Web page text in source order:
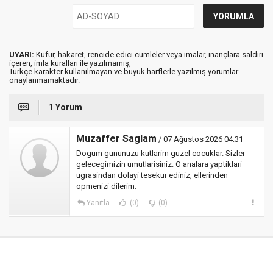
UYARI: Küfür, hakaret, rencide edici cümleler veya imalar, inançlara saldırı
içeren, imla kuralları ile yazılmamış,
Türkçe karakter kullanılmayan ve büyük harflerle yazılmış yorumlar
onaylanmamaktadır.
1 Yorum
Muzaffer Saglam / 07 Ağustos 2026 04:31
Dogum gununuzu kutlarim guzel cocuklar. Sizler
gelecegimizin umutlarisiniz. O analara yaptiklari
ugrasindan dolayi tesekur ediniz, ellerinden
opmenizi dilerim.
Yanıtla (0) (0)